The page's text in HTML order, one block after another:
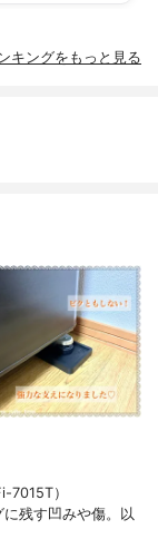
キングをもっと見る
7015T）
残す凹みや傷。以